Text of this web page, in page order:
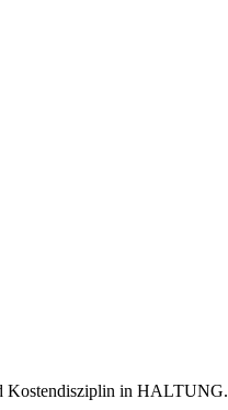
Kostendisziplin in HALTUNG.